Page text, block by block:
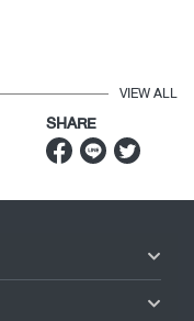
VIEW ALL
SHARE